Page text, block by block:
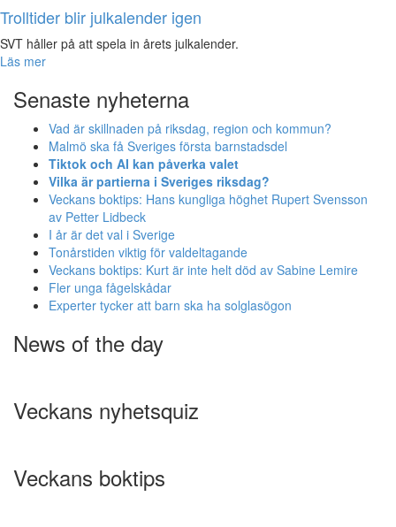
Trolltider blir julkalender igen
SVT håller på att spela in årets julkalender.
Läs mer
Senaste nyheterna
Vad är skillnaden på riksdag, region och kommun?
Malmö ska få Sveriges första barnstadsdel
Tiktok och AI kan påverka valet
Vilka är partierna i Sveriges riksdag?
Veckans boktips: Hans kungliga höghet Rupert Svensson
av Petter Lidbeck
I år är det val i Sverige
Tonårstiden viktig för valdeltagande
Veckans boktips: Kurt är inte helt död av Sabine Lemire
Fler unga fågelskådar
Experter tycker att barn ska ha solglasögon
News of the day
Veckans nyhetsquiz
Veckans boktips
För att vi
ska kunna
förbättra
hemsidans
och
baserat på
hur
hemsidan
används.
Upplevelse
För att vår
hemsida ska
prestera så
bra som
möjligt under
ditt besök.
kakorna
kommer viss
från